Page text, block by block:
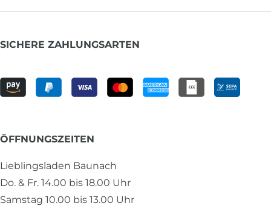
SICHERE ZAHLUNGSARTEN
ÖFFNUNGSZEITEN
Lieblingsladen Baunach
Do. & Fr. 14.00 bis 18.00 Uhr
Samstag 10.00 bis 13.00 Uhr